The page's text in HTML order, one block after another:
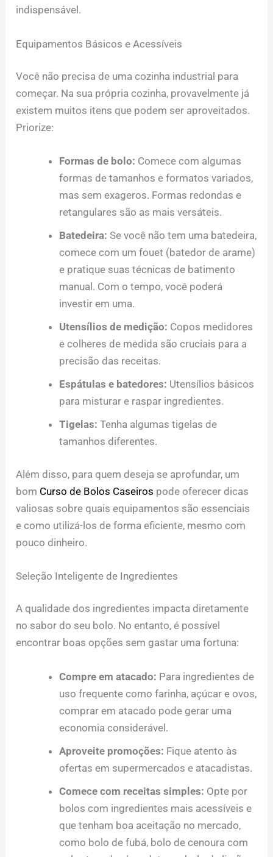
indispensável.
Equipamentos Básicos e Acessíveis
Você não precisa de uma cozinha industrial para
começar. Na sua própria cozinha, provavelmente já
existem muitos itens que podem ser aproveitados.
Priorize:
Formas de bolo: Comece com algumas
formas de tamanhos e formatos variados,
mas sem exageros. Formas redondas e
retangulares são as mais versáteis.
Batedeira: Se você não tem uma batedeira,
comece com um fouet (batedor de arame)
e pratique suas técnicas de batimento
manual. Com o tempo, você poderá
investir em uma.
Utensílios de medição: Copos medidores
e colheres de medida são cruciais para a
precisão das receitas.
Espátulas e batedores: Utensílios básicos
para misturar e raspar ingredientes.
Tigelas: Tenha algumas tigelas de
tamanhos diferentes.
Além disso, para quem deseja se aprofundar, um
bom Curso de Bolos Caseiros pode oferecer dicas
valiosas sobre quais equipamentos são essenciais
e como utilizá-los de forma eficiente, mesmo com
pouco dinheiro.
Seleção Inteligente de Ingredientes
A qualidade dos ingredientes impacta diretamente
no sabor do seu bolo. No entanto, é possível
encontrar boas opções sem gastar uma fortuna:
Compre em atacado: Para ingredientes de
uso frequente como farinha, açúcar e ovos,
comprar em atacado pode gerar uma
economia considerável.
Aproveite promoções: Fique atento às
ofertas em supermercados e atacadistas.
Comece com receitas simples: Opte por
bolos com ingredientes mais acessíveis e
que tenham boa aceitação no mercado,
como bolo de fubá, bolo de cenoura com